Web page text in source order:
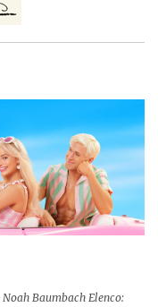
Baumbach Elenco: